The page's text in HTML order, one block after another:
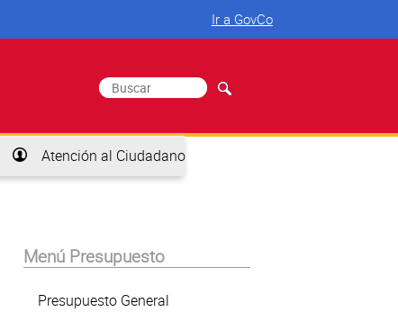
Ir a GovCo
Formulario de búsqueda
Buscar
Atención al Ciudadano
Menú Presupuesto
Presupuesto General